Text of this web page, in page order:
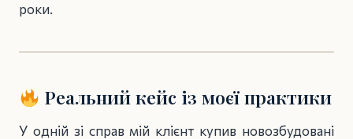
роки.
Реальний кейс із моєї практики
У одній зі справ мій клієнт купив новозбудовані